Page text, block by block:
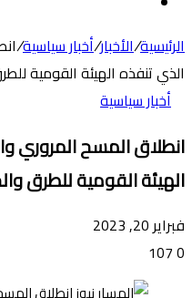
الرئيسية/الأخبار/أخبار سياسية/
الذي تنفذه الهيئة القومية
أخبار سياسية
انطلاق المسح المروري
الهيئة القومية للطرق
فبراير 20, 2023
0